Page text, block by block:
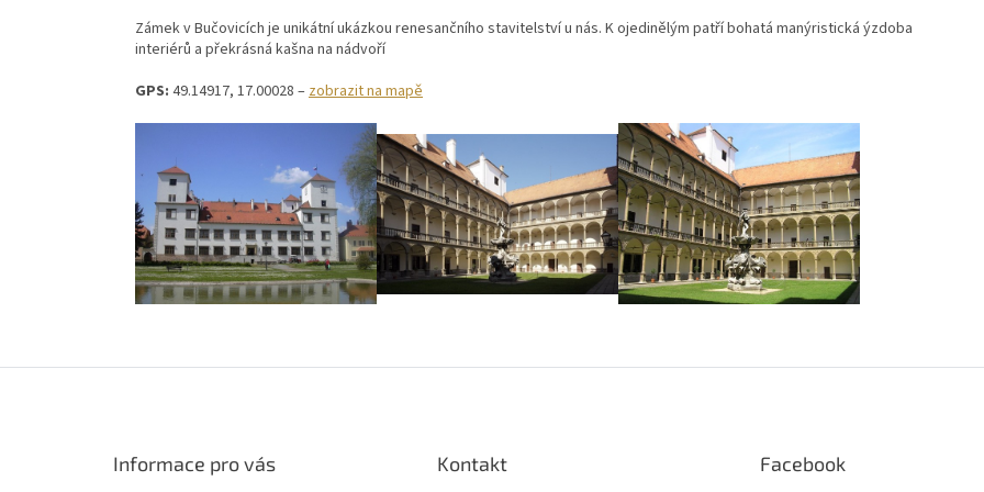
Zámek v Bučovicích je unikátní ukázkou renesančního stavitelství u nás. K ojedinělým patří bohatá manýristická ýzdoba
interiérů a překrásná kašna na nádvoří
GPS: 49.14917, 17.00028 –zobrazit na mapě
Informace pro vás Kontakt Facebook